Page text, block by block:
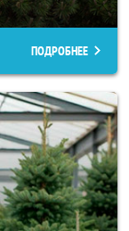
ПОДРОБНЕЕ